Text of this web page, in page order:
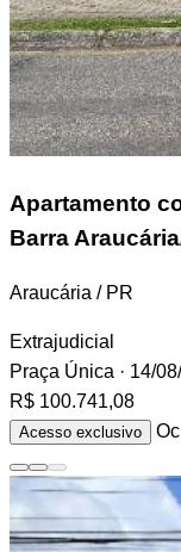
Apartamento
Barra
Araucária / PR
Extrajudicial
Praça Única · 14/
R$ 100.741,08
Acesso exclusivo